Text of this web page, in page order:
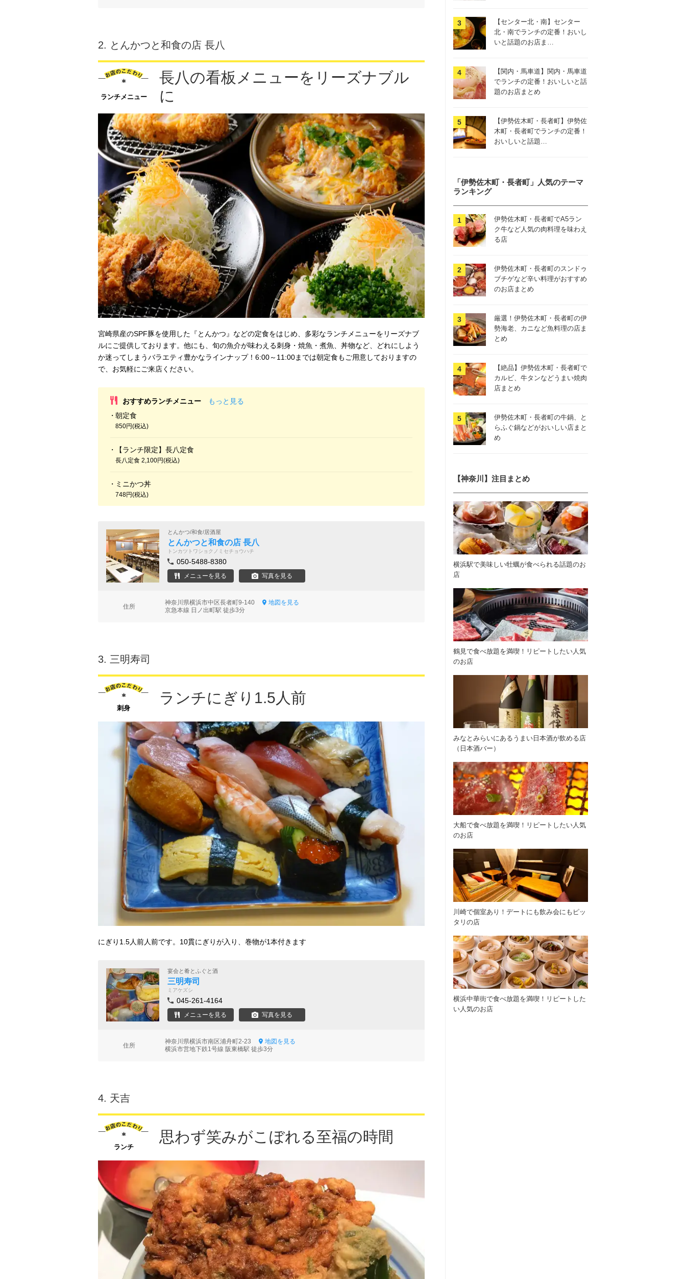
2. とんかつと和食の店 長八
ランチメニュー
長八の看板メニューをリーズナブル
に
宮崎県産のSPF豚を使用した『とんかつ』などの定食をはじめ、多彩なランチメニューをリーズナブ
ルにご提供しております。他にも、旬の魚介が味わえる刺身・焼魚・煮魚、丼物など、どれにしよう
か迷ってしまうバラエティ豊かなラインナップ！6:00～11:00までは朝定食もご用意しておりますの
で、お気軽にご来店ください。
おすすめランチメニュー
もっと見る
朝定食
850円(税込)
【ランチ限定】長八定食
長八定食 2,100円(税込)
ミニかつ丼
748円(税込)
とんかつ/和食/居酒屋
とんかつと和食の店 長八
トンカツトワショクノミセチョウハチ
050-5488-8380
メニューを見る 写真を見る
住所
神奈川県横浜市中区長者町9-140
地図を見る
京急本線 日ノ出町駅 徒歩3分
3. 三明寿司
刺身
ランチにぎり1.5人前
にぎり1.5人前人前です。10貫にぎりが入り、巻物が1本付きます
宴会と肴とふぐと酒
三明寿司
ミアケズシ
045-261-4164
メニューを見る 写真を見る
住所
神奈川県横浜市南区浦舟町2-23
地図を見る
横浜市営地下鉄1号線 阪東橋駅 徒歩3分
4. 天吉
ランチ
思わず笑みがこぼれる至福の時間
【センター北・南】センター
北・南でランチの定番！おいし
いと話題のお店ま…
【関内・馬車道】関内・馬車道
でランチの定番！おいしいと話
題のお店まとめ
【伊勢佐木町・長者町】伊勢佐
木町・長者町でランチの定番！
おいしいと話題…
「伊勢佐木町・長者町」人気のテーマ
ランキング
伊勢佐木町・長者町でA5ラン
ク牛など人気の肉料理を味わえ
る店
伊勢佐木町・長者町のスンドゥ
ブチゲなど辛い料理がおすすめ
のお店まとめ
厳選！伊勢佐木町・長者町の伊
勢海老、カニなど魚料理の店ま
とめ
【絶品】伊勢佐木町・長者町で
カルビ、牛タンなどうまい焼肉
店まとめ
伊勢佐木町・長者町の牛鍋、と
らふぐ鍋などがおいしい店まと
め
【神奈川】注目まとめ
横浜駅で美味しい牡蠣が食べられる話題のお
店
鶴見で食べ放題を満喫！リピートしたい人気
のお店
みなとみらいにあるうまい日本酒が飲める店
（日本酒バー）
大船で食べ放題を満喫！リピートしたい人気
のお店
川崎で個室あり！デートにも飲み会にもピッ
タリの店
横浜中華街で食べ放題を満喫！リピートした
い人気のお店